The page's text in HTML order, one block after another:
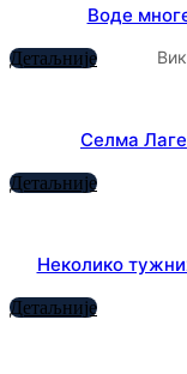
Воде
Детаљније
Селма
Детаљније
Неколико
Детаљније